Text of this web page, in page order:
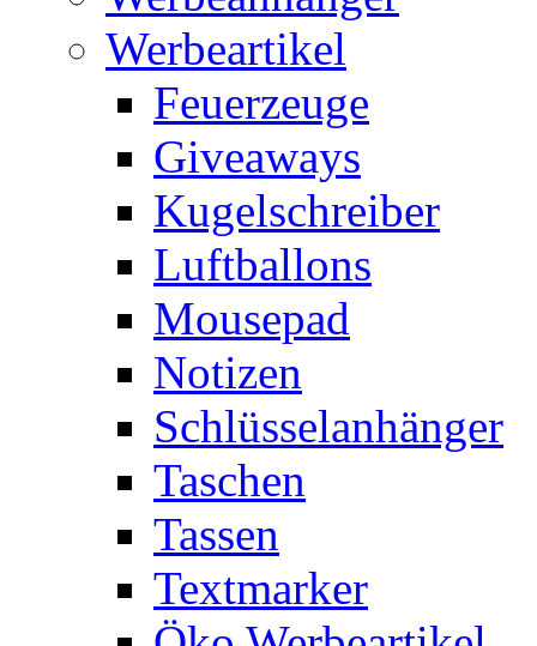
Werbeartikel
Feuerzeuge
Giveaways
Kugelschreiber
Luftballons
Mousepad
Notizen
Schlüsselanhänger
Taschen
Tassen
Textmarker